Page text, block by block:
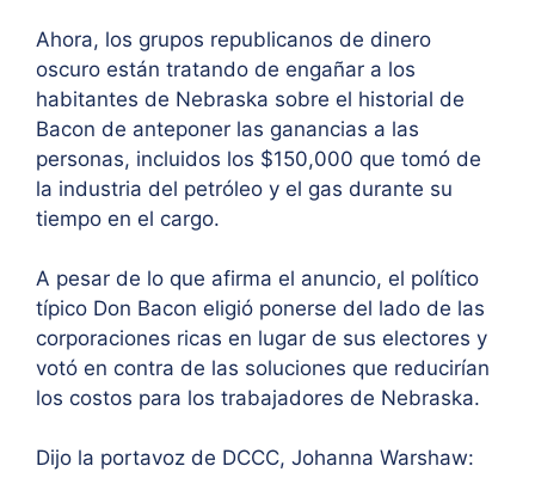
Ahora, los grupos republicanos de dinero
oscuro están tratando de engañar a los
habitantes de Nebraska sobre el historial de
Bacon de anteponer las ganancias a las
personas, incluidos los $150,000 que tomó de
la industria del petróleo y el gas durante su
tiempo en el cargo.
A pesar de lo que afirma el anuncio, el político
típico Don Bacon eligió ponerse del lado de las
corporaciones ricas en lugar de sus electores y
votó en contra de las soluciones que reducirían
los costos para los trabajadores de Nebraska.
Dijo la portavoz de DCCC, Johanna Warshaw: